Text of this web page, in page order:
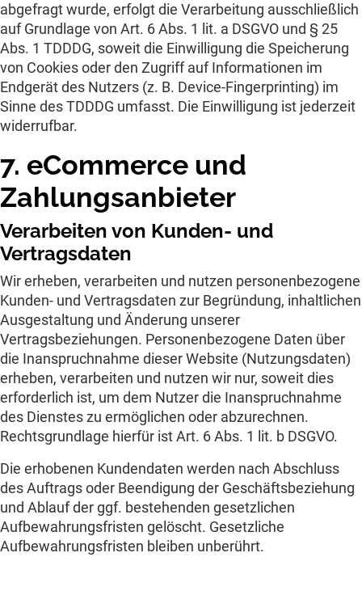
abgefragt wurde, erfolgt die Verarbeitung ausschließlich
auf Grundlage von Art. 6 Abs. 1 lit. a DSGVO und § 25
Abs. 1 TDDDG, soweit die Einwilligung die Speicherung
von Cookies oder den Zugriff auf Informationen im
Endgerät des Nutzers (z. B. Device-Fingerprinting) im
Sinne des TDDDG umfasst. Die Einwilligung ist jederzeit
widerrufbar.
7. eCommerce und
Zahlungs­anbieter
Verarbeiten von Kunden- und
Vertragsdaten
Wir erheben, verarbeiten und nutzen personenbezogene
Kunden- und Vertragsdaten zur Begründung, inhaltlichen
Ausgestaltung und Änderung unserer
Vertragsbeziehungen. Personenbezogene Daten über
die Inanspruchnahme dieser Website (Nutzungsdaten)
erheben, verarbeiten und nutzen wir nur, soweit dies
erforderlich ist, um dem Nutzer die Inanspruchnahme
des Dienstes zu ermöglichen oder abzurechnen.
Rechtsgrundlage hierfür ist Art. 6 Abs. 1 lit. b DSGVO.
Die erhobenen Kundendaten werden nach Abschluss
des Auftrags oder Beendigung der Geschäftsbeziehung
und Ablauf der ggf. bestehenden gesetzlichen
Aufbewahrungsfristen gelöscht. Gesetzliche
Aufbewahrungsfristen bleiben unberührt.